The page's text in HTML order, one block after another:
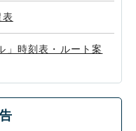
」時刻表・ルート案